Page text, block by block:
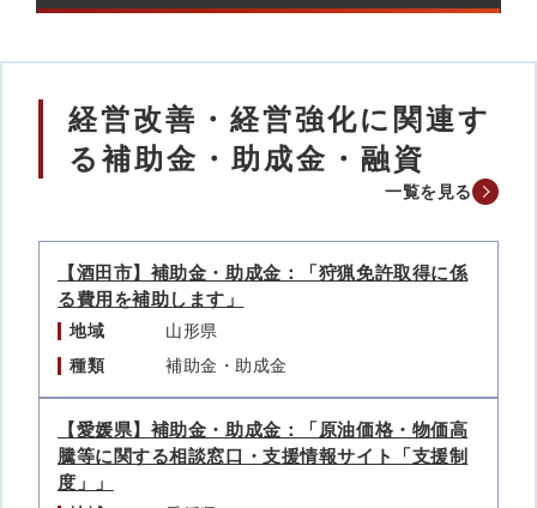
経営改善・経営強化に関連す
る補助金・助成金・融資
一覧を見る
【酒田市】補助金・助成金：「狩猟免許取得に係
る費用を補助します」
地域
山形県
種類
補助金・助成金
【愛媛県】補助金・助成金：「原油価格・物価高
騰等に関する相談窓口・支援情報サイト「支援制
度」」